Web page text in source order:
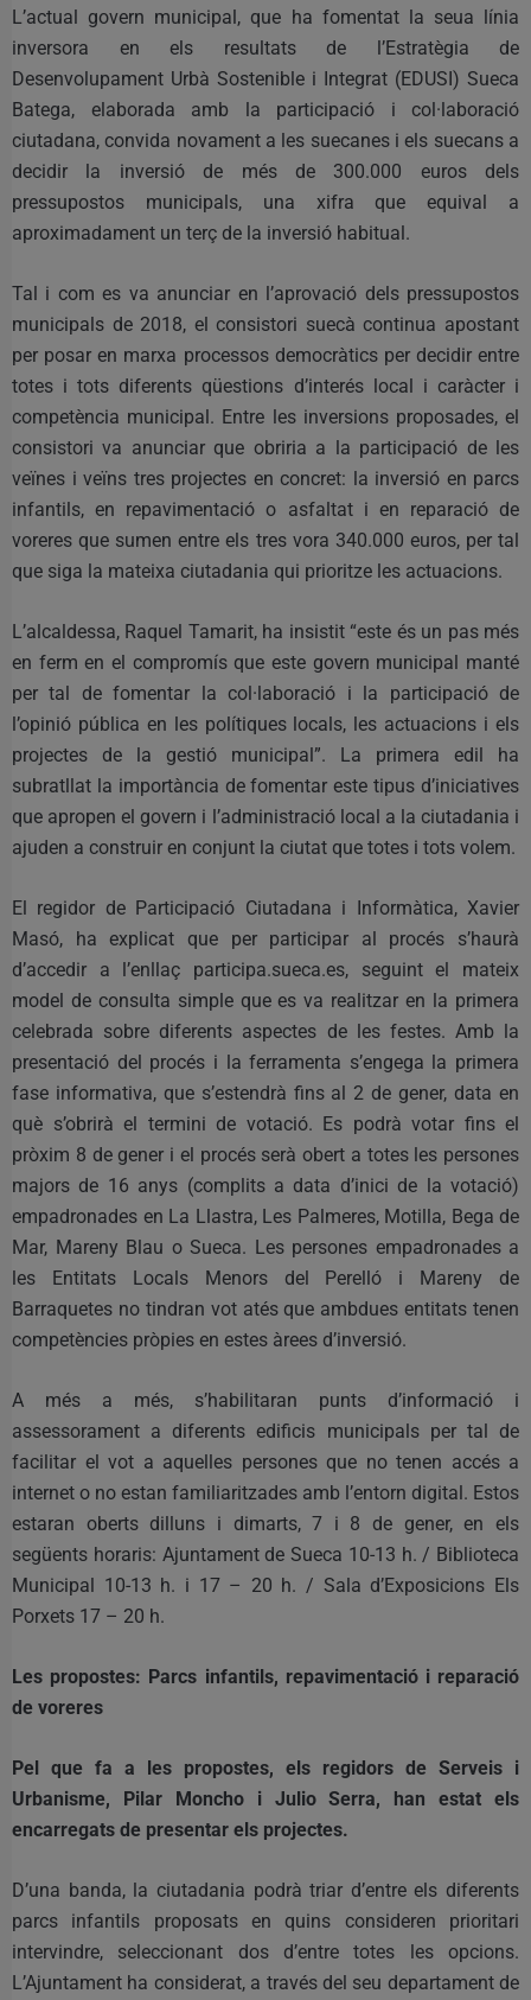
L’actual govern municipal, que ha fomentat la seua línia
inversora en els resultats de l’Estratègia de
Desenvolupament Urbà Sostenible i Integrat (EDUSI) Sueca
Batega, elaborada amb la participació i col·laboració
ciutadana, convida novament a les suecanes i els suecans a
decidir la inversió de més de 300.000 euros dels
pressupostos municipals, una xifra que equival a
aproximadament un terç de la inversió habitual.
Tal i com es va anunciar en l’aprovació dels pressupostos
municipals de 2018, el consistori suecà continua apostant
per posar en marxa processos democràtics per decidir entre
totes i tots diferents qüestions d’interés local i caràcter i
competència municipal. Entre les inversions proposades, el
consistori va anunciar que obriria a la participació de les
veïnes i veïns tres projectes en concret: la inversió en parcs
infantils, en repavimentació o asfaltat i en reparació de
voreres que sumen entre els tres vora 340.000 euros, per tal
que siga la mateixa ciutadania qui prioritze les actuacions.
L’alcaldessa, Raquel Tamarit, ha insistit “este és un pas més
en ferm en el compromís que este govern municipal manté
per tal de fomentar la col·laboració i la participació de
l’opinió pública en les polítiques locals, les actuacions i els
projectes de la gestió municipal”. La primera edil ha
subratllat la importància de fomentar este tipus d’iniciatives
que apropen el govern i l’administració local a la ciutadania i
ajuden a construir en conjunt la ciutat que totes i tots volem.
El regidor de Participació Ciutadana i Informàtica, Xavier
Masó, ha explicat que per participar al procés s’haurà
d’accedir a l’enllaç participa.sueca.es, seguint el mateix
model de consulta simple que es va realitzar en la primera
celebrada sobre diferents aspectes de les festes. Amb la
presentació del procés i la ferramenta s’engega la primera
fase informativa, que s’estendrà fins al 2 de gener, data en
què s’obrirà el termini de votació. Es podrà votar fins el
pròxim 8 de gener i el procés serà obert a totes les persones
majors de 16 anys (complits a data d’inici de la votació)
empadronades en La Llastra, Les Palmeres, Motilla, Bega de
Mar, Mareny Blau o Sueca. Les persones empadronades a
les Entitats Locals Menors del Perelló i Mareny de
Barraquetes no tindran vot atés que ambdues entitats tenen
competències pròpies en estes àrees d’inversió.
A més a més, s’habilitaran punts d’informació i
assessorament a diferents edificis municipals per tal de
facilitar el vot a aquelles persones que no tenen accés a
internet o no estan familiaritzades amb l’entorn digital. Estos
estaran oberts dilluns i dimarts, 7 i 8 de gener, en els
següents horaris: Ajuntament de Sueca 10-13 h. / Biblioteca
Municipal 10-13 h. i 17 – 20 h. / Sala d’Exposicions Els
Porxets 17 – 20 h.
Les propostes: Parcs infantils, repavimentació i reparació
de voreres
Pel que fa a les propostes, els regidors de Serveis i
Urbanisme, Pilar Moncho i Julio Serra, han estat els
encarregats de presentar els projectes.
D’una banda, la ciutadania podrà triar d’entre els diferents
parcs infantils proposats en quins consideren prioritari
intervindre, seleccionant dos d’entre totes les opcions.
L’Ajuntament ha considerat, a través del seu departament de